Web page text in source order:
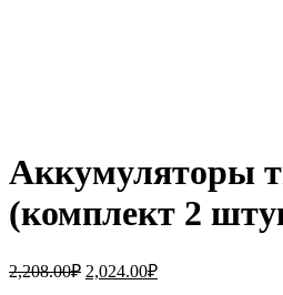
Аккумуляторы
(комплект 2
2,208.00₽ Первоначальная
2,024.00₽Текущая